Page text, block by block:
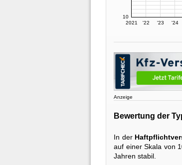
2021 '22 '23 '24
10
Anzeige
Bewertung der
In der
auf einer Skala von
Jahren stabil.